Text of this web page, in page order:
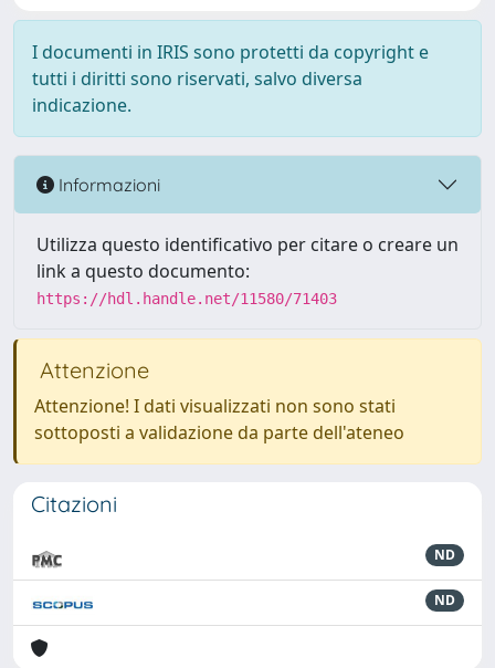
I documenti in IRIS sono protetti da copyright e
tutti i diritti sono riservati, salvo diversa
indicazione.
Informazioni
Utilizza questo identificativo per citare o creare un
link a questo documento:
https://hdl.handle.net/11580/71403
Attenzione
Attenzione! I dati visualizzati non sono stati
sottoposti a validazione da parte dell'ateneo
Citazioni
ND
ND